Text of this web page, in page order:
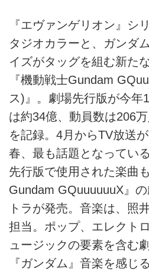
『エヴァンゲリオン』シ
タジオカラーと、ガンダ
イズがタッグを組む新た
『機動戦士Gundam
ス)』。劇場先行版が今年
は約34億、動員数は206
を記録。4月からTV放送
春、最も話題となってい
先行版で使用された楽曲
Gundam GQuuuuuuX』
トラが発売。音楽は、照
担当。ポップ、エレクト
ュージックの要素を含む
『ガンダム』音楽を感じ